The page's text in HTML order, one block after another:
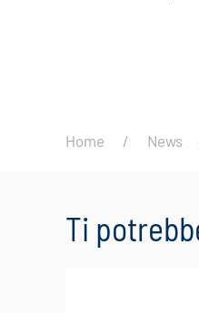
Home News
Ti